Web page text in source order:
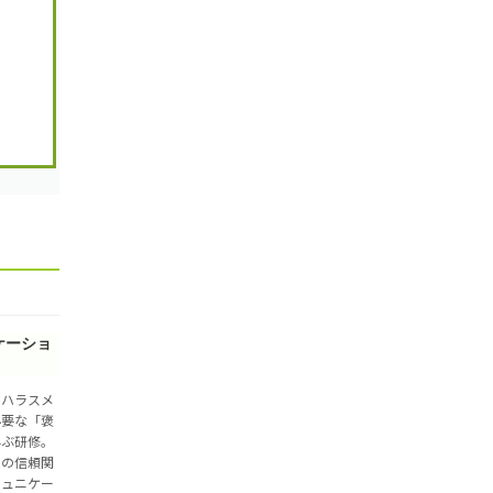
ーショ
ラスメ
な「褒
研修。
信頼関
ニケー